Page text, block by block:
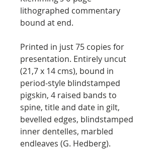
lithographed commentary
bound at end.
Printed in just 75 copies for
presentation. Entirely uncut
(21,7 x 14 cms), bound in
period-style blindstamped
pigskin, 4 raised bands to
spine, title and date in gilt,
bevelled edges, blindstamped
inner dentelles, marbled
endleaves (G. Hedberg).